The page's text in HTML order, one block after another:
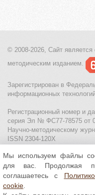
© 2008-2026, Сайт является
методическим изданием.
Зарегистрирован в
информационных
Регистрационный номер и
серия Эл № ФС77-78575 от
Научно-методическому
ISSN 2304-120X
МЦИТО|Школьные
Политика использования
защиты персональных
Все
Мы используем файлы
для вас. Продолжая
соглашаетесь с
cookie